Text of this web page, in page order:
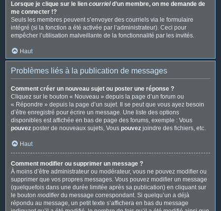
Lorsque je clique sur le lien courrield’un membre, on me demande de
me connecter !?
Seuls les membres peuvent s’envoyer des courriels via le formulaire
intégré (si la fonction a été activée par l’administrateur). Ceci pour
empêcher l’utilisation malveillante de la fonctionnalité par les invités.
Haut
Problèmes liés à la publication de messages
Comment créer un nouveau sujet ou poster une réponse ?
Cliquez sur le bouton « Nouveau » depuis la page d’un forum ou
« Répondre » depuis la page d’un sujet. Il se peut que vous ayez besoin
d’être enregistré pour écrire un message. Une liste des options
disponibles est affichée en bas de page des forums, exemple : Vous
pouvez poster de nouveaux sujets, Vous pouvez joindre des fichiers, etc.
Haut
Comment modifier ou supprimer un message ?
À moins d’être administrateur ou modérateur, vous ne pouvez modifier ou
supprimer que vos propres messages. Vous pouvez modifier un message
(quelquefois dans une durée limitée après sa publication) en cliquant sur
le bouton modifierdu message correspondant. Si quelqu’un a déjà
répondu au message, un petit texte s’affichera en bas du message